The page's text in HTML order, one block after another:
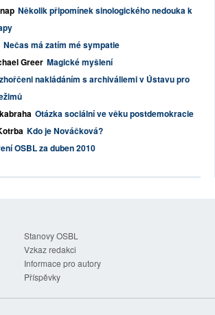
Několik připomínek sinologického nedouka k
Nečas má zatím mé sympatie
Greer Magické myšlení
nakládáním s archiváliemi v Ústavu pro
Otázka sociální ve věku postdemokracie
Kdo je Nováčková?
OSBL za duben 2010
Stanovy OSBL
Vzkaz redakci
Informace pro autory
Příspěvky